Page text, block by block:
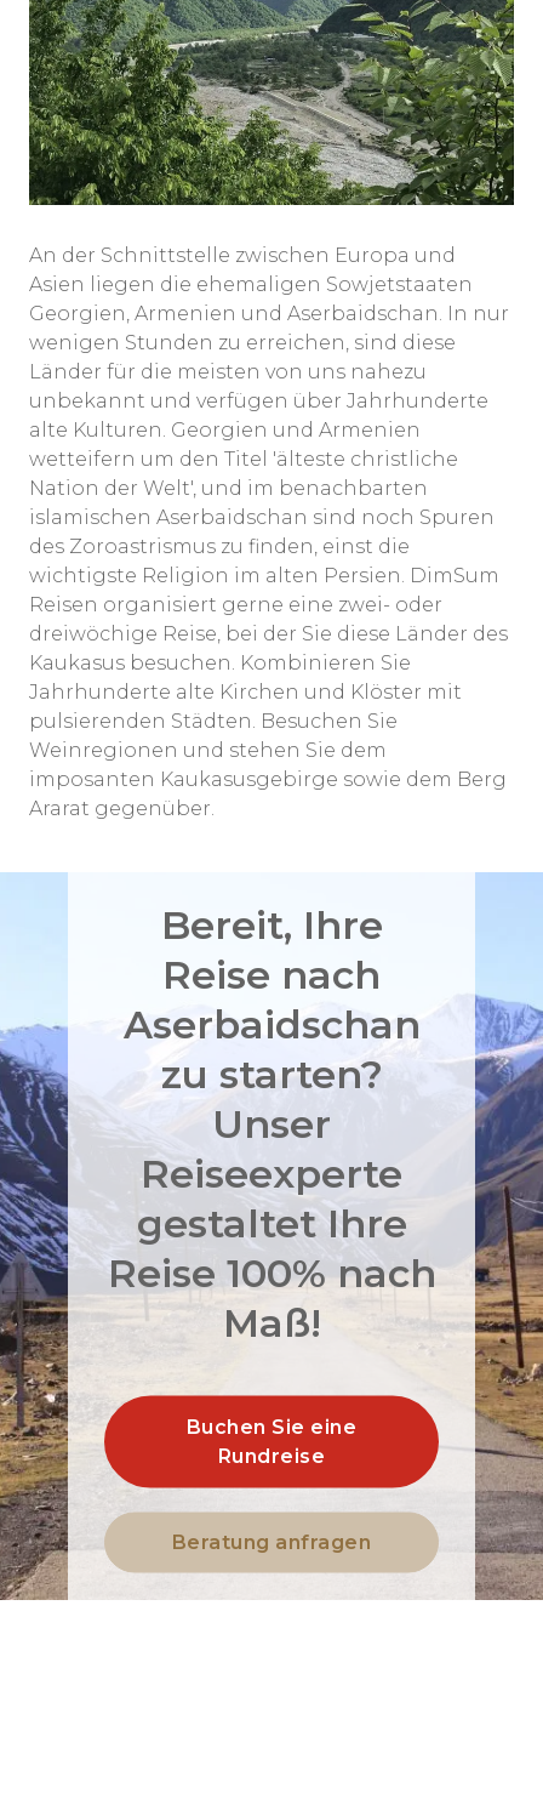
An der Schnittstelle zwischen Europa und
Asien liegen die ehemaligen Sowjetstaaten
Georgien, Armenien und Aserbaidschan. In nur
wenigen Stunden zu erreichen, sind diese
Länder für die meisten von uns nahezu
unbekannt und verfügen über Jahrhunderte
alte Kulturen. Georgien und Armenien
wetteifern um den Titel 'älteste christliche
Nation der Welt', und im benachbarten
islamischen Aserbaidschan sind noch Spuren
des Zoroastrismus zu finden, einst die
wichtigste Religion im alten Persien. DimSum
Reisen organisiert gerne eine zwei- oder
dreiwöchige Reise, bei der Sie diese Länder des
Kaukasus besuchen. Kombinieren Sie
Jahrhunderte alte Kirchen und Klöster mit
pulsierenden Städten. Besuchen Sie
Weinregionen und stehen Sie dem
imposanten Kaukasusgebirge sowie dem Berg
Ararat gegenüber.
Bereit, Ihre
Reise nach
Aserbaidschan
zu starten?
Unser
Reiseexperte
gestaltet Ihre
Reise 100% nach
Maß!
Buchen Sie eine
Rundreise
Beratung anfragen